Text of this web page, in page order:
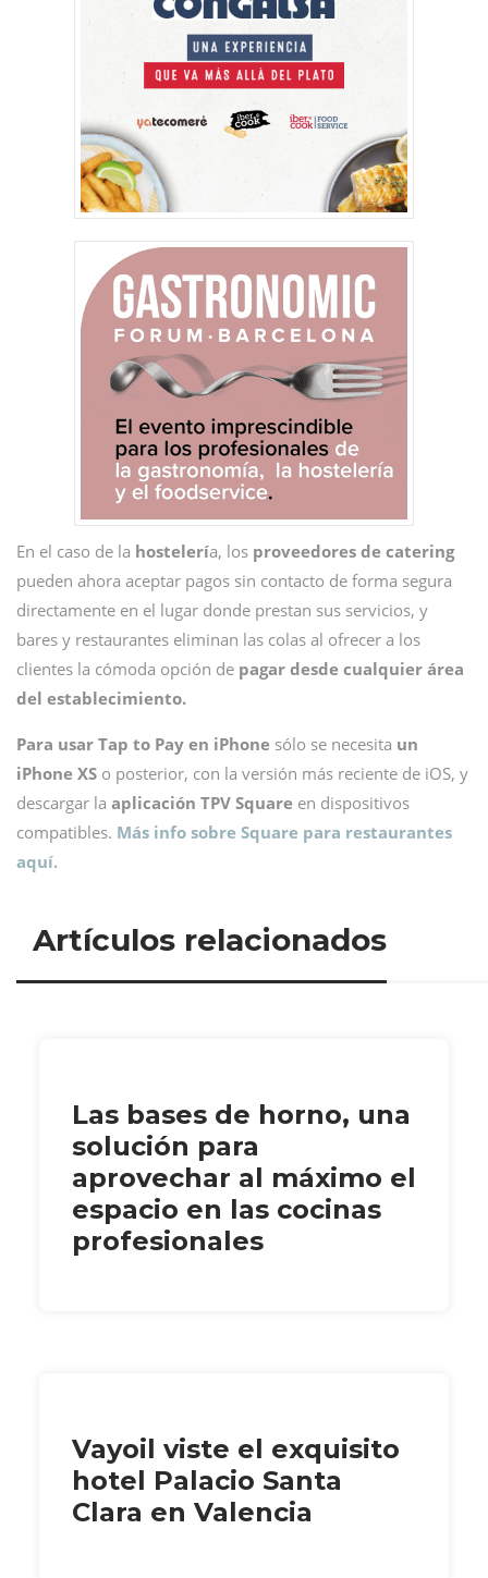
En el caso de la hostelería, los proveedores de catering
pueden ahora aceptar pagos sin contacto de forma segura
directamente en el lugar donde prestan sus servicios, y
bares y restaurantes eliminan las colas al ofrecer a los
clientes la cómoda opción de pagar desde cualquier área
del establecimiento.
Para usar Tap to Pay en iPhone sólo se necesita un
iPhone XS o posterior, con la versión más reciente de iOS, y
descargar la aplicación TPV Square en dispositivos
compatibles. Más info sobre Square para restaurantes
aquí.
Artículos relacionados
Las bases de horno, una
solución para
aprovechar al máximo el
espacio en las cocinas
profesionales
Vayoil viste el exquisito
hotel Palacio Santa
Clara en Valencia